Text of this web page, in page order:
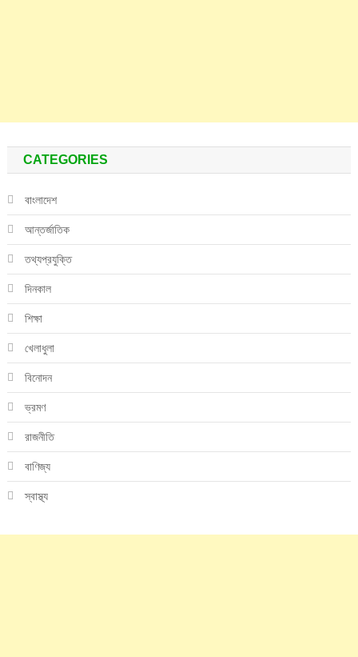
CATEGORIES
বাংলাদেশ
আন্তর্জাতিক
তথ্যপ্রযুক্তি
দিনকাল
শিক্ষা
খেলাধুলা
বিনোদন
ভ্রমণ
রাজনীতি
বাণিজ্য
স্বাস্থ্য